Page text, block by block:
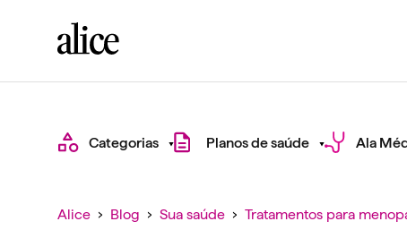
Categorias Planos de saúde Ala
Alice › Blog › Sua saúde › Tratamentos para